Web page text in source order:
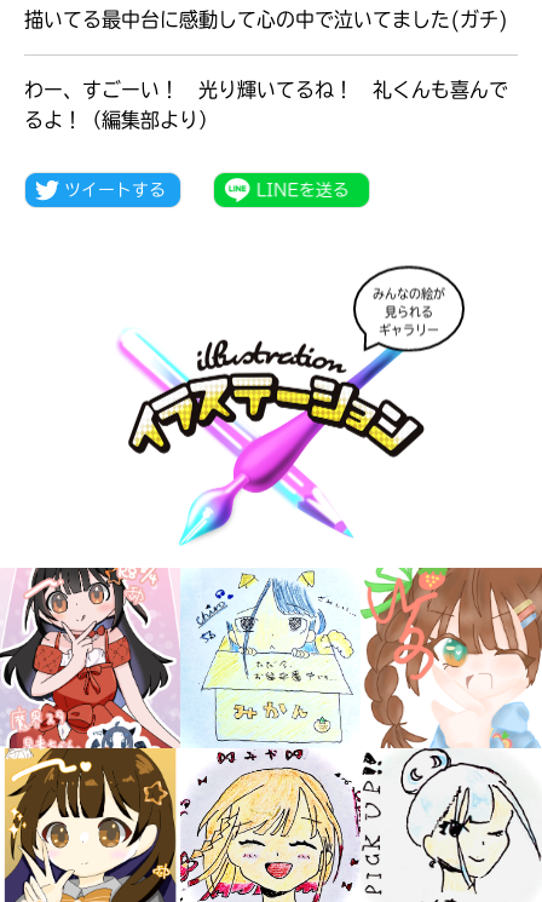
大人気
キミノラジオ配信中！
いろんな動画が
見られる
描いてる最中台に感動して心の中で泣いてました(ガチ)
わー、すごーい！ 光り輝いてるね！ 礼くんも喜んで
るよ！（編集部より）
みんなの絵が
見られる
ギャラリー